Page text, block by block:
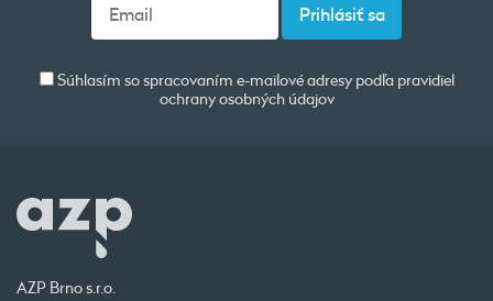
Súhlasím so spracovaním e-mailové adresy podľa pravidiel
ochrany osobných údajov
AZP Brno s.r.o.